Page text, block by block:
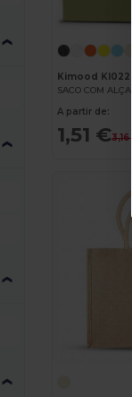
Kimood KI0223
SACO COM ALÇA
A partir de:
1,51 €3,16